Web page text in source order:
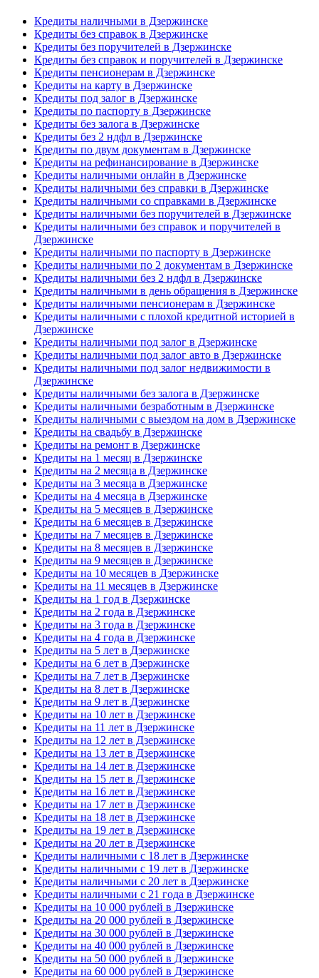
Кредиты наличными в Дзержинске
Кредиты без справок в Дзержинске
Кредиты без поручителей в Дзержинске
Кредиты без справок и поручителей в Дзержинске
Кредиты пенсионерам в Дзержинске
Кредиты на карту в Дзержинске
Кредиты под залог в Дзержинске
Кредиты по паспорту в Дзержинске
Кредиты без залога в Дзержинске
Кредиты без 2 ндфл в Дзержинске
Кредиты по двум документам в Дзержинске
Кредиты на рефинансирование в Дзержинске
Кредиты наличными онлайн в Дзержинске
Кредиты наличными без справки в Дзержинске
Кредиты наличными со справками в Дзержинске
Кредиты наличными без поручителей в Дзержинске
Кредиты наличными без справок и поручителей в
Дзержинске
Кредиты наличными по паспорту в Дзержинске
Кредиты наличными по 2 документам в Дзержинске
Кредиты наличными без 2 ндфл в Дзержинске
Кредиты наличными в день обращения в Дзержинске
Кредиты наличными пенсионерам в Дзержинске
Кредиты наличными с плохой кредитной историей в
Дзержинске
Кредиты наличными под залог в Дзержинске
Кредиты наличными под залог авто в Дзержинске
Кредиты наличными под залог недвижимости в
Дзержинске
Кредиты наличными без залога в Дзержинске
Кредиты наличными безработным в Дзержинске
Кредиты наличными с выездом на дом в Дзержинске
Кредиты на свадьбу в Дзержинске
Кредиты на ремонт в Дзержинске
Кредиты на 1 месяц в Дзержинске
Кредиты на 2 месяца в Дзержинске
Кредиты на 3 месяца в Дзержинске
Кредиты на 4 месяца в Дзержинске
Кредиты на 5 месяцев в Дзержинске
Кредиты на 6 месяцев в Дзержинске
Кредиты на 7 месяцев в Дзержинске
Кредиты на 8 месяцев в Дзержинске
Кредиты на 9 месяцев в Дзержинске
Кредиты на 10 месяцев в Дзержинске
Кредиты на 11 месяцев в Дзержинске
Кредиты на 1 год в Дзержинске
Кредиты на 2 года в Дзержинске
Кредиты на 3 года в Дзержинске
Кредиты на 4 года в Дзержинске
Кредиты на 5 лет в Дзержинске
Кредиты на 6 лет в Дзержинске
Кредиты на 7 лет в Дзержинске
Кредиты на 8 лет в Дзержинске
Кредиты на 9 лет в Дзержинске
Кредиты на 10 лет в Дзержинске
Кредиты на 11 лет в Дзержинске
Кредиты на 12 лет в Дзержинске
Кредиты на 13 лет в Дзержинске
Кредиты на 14 лет в Дзержинске
Кредиты на 15 лет в Дзержинске
Кредиты на 16 лет в Дзержинске
Кредиты на 17 лет в Дзержинске
Кредиты на 18 лет в Дзержинске
Кредиты на 19 лет в Дзержинске
Кредиты на 20 лет в Дзержинске
Кредиты наличными с 18 лет в Дзержинске
Кредиты наличными с 19 лет в Дзержинске
Кредиты наличными с 20 лет в Дзержинске
Кредиты наличными с 21 года в Дзержинске
Кредиты на 10 000 рублей в Дзержинске
Кредиты на 20 000 рублей в Дзержинске
Кредиты на 30 000 рублей в Дзержинске
Кредиты на 40 000 рублей в Дзержинске
Кредиты на 50 000 рублей в Дзержинске
Кредиты на 60 000 рублей в Дзержинске